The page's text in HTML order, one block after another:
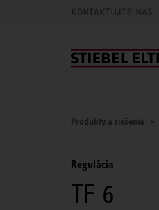
KONTAKTUJTE NÁS
Produkty a riešenia
Regulácia
TF 6